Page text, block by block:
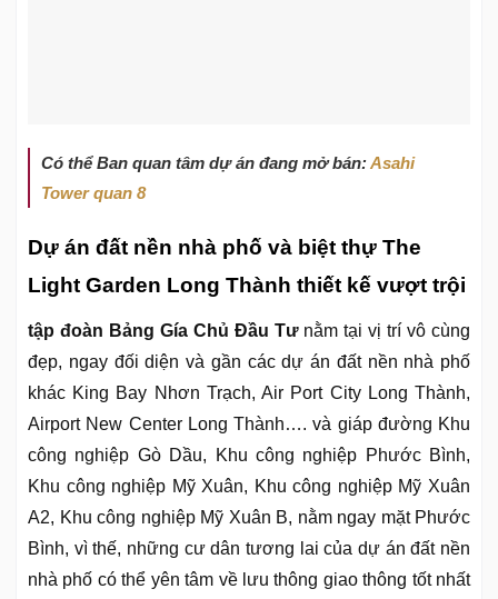
Có thể Ban quan tâm dự án đang mở bán:Asahi
Tower quan 8
Dự án đất nền nhà phố và biệt thự The
Light Garden Long Thành thiết kế vượt trội
tập đoàn Bảng Gía Chủ Đầu Tưnằm tại vị trí vô cùng
đẹp, ngay đối diện và gần các dự án đất nền nhà phố
khác King Bay Nhơn Trạch, Air Port City Long Thành,
Airport New Center Long Thành…. và giáp đường Khu
công nghiệp Gò Dầu, Khu công nghiệp Phước Bình,
Khu công nghiệp Mỹ Xuân, Khu công nghiệp Mỹ Xuân
A2, Khu công nghiệp Mỹ Xuân B, nằm ngay mặt Phước
Bình, vì thế, những cư dân tương lai của dự án đất nền
nhà phố có thể yên tâm về lưu thông giao thông tốt nhất